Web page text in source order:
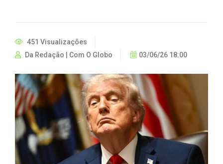
451 Visualizações
Da Redação | Com O Globo
03/06/26 18:00